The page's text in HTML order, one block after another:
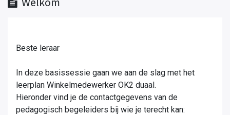
Beste leraar
In deze basissessie gaan we aan de slag met het
leerplan Winkelmedewerker OK2 duaal.
Hieronder vind je de contactgegevens van de
pedagogisch begeleiders bij wie je terecht kan: